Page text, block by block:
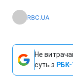
RBC.UA
Не
суть з РБК-